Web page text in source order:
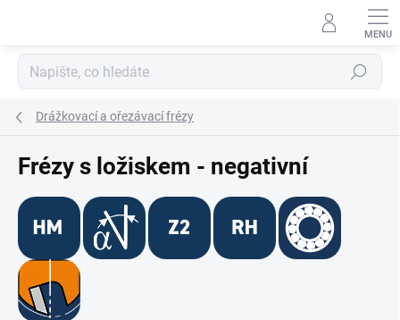
Hledat
Drážkovací a ořezávací frézy
Frézy s ložiskem - negativní